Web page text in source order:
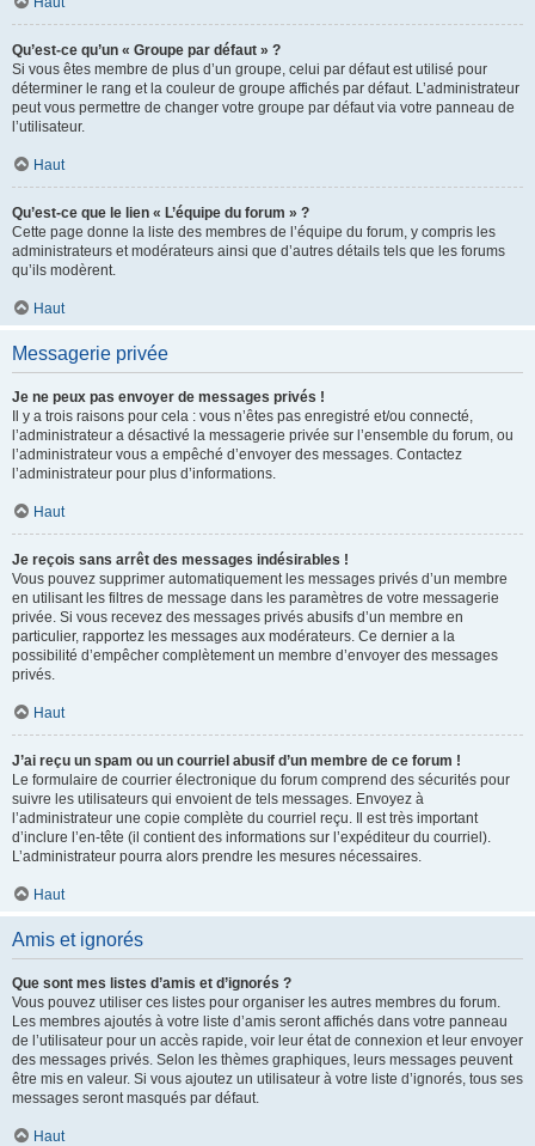
Qu’est-ce qu’un « Groupe par défaut » ?
Si vous êtes membre de plus d’un groupe, celui par défaut est utilisé pour
déterminer le rang et la couleur de groupe affichés par défaut. L’administrateur
peut vous permettre de changer votre groupe par défaut via votre panneau de
l’utilisateur.
Haut
Qu’est-ce que le lien « L’équipe du forum » ?
Cette page donne la liste des membres de l’équipe du forum, y compris les
administrateurs et modérateurs ainsi que d’autres détails tels que les forums
qu’ils modèrent.
Haut
Messagerie privée
Je ne peux pas envoyer de messages privés !
Il y a trois raisons pour cela : vous n’êtes pas enregistré et/ou connecté,
l’administrateur a désactivé la messagerie privée sur l’ensemble du forum, ou
l’administrateur vous a empêché d’envoyer des messages. Contactez
l’administrateur pour plus d’informations.
Haut
Je reçois sans arrêt des messages indésirables !
Vous pouvez supprimer automatiquement les messages privés d’un membre
en utilisant les filtres de message dans les paramètres de votre messagerie
privée. Si vous recevez des messages privés abusifs d’un membre en
particulier, rapportez les messages aux modérateurs. Ce dernier a la
possibilité d’empêcher complètement un membre d’envoyer des messages
privés.
Haut
J’ai reçu un spam ou un courriel abusif d’un membre de ce forum !
Le formulaire de courrier électronique du forum comprend des sécurités pour
suivre les utilisateurs qui envoient de tels messages. Envoyez à
l’administrateur une copie complète du courriel reçu. Il est très important
d’inclure l’en-tête (il contient des informations sur l’expéditeur du courriel).
L’administrateur pourra alors prendre les mesures nécessaires.
Haut
Amis et ignorés
Que sont mes listes d’amis et d’ignorés ?
Vous pouvez utiliser ces listes pour organiser les autres membres du forum.
Les membres ajoutés à votre liste d’amis seront affichés dans votre panneau
de l’utilisateur pour un accès rapide, voir leur état de connexion et leur envoyer
des messages privés. Selon les thèmes graphiques, leurs messages peuvent
être mis en valeur. Si vous ajoutez un utilisateur à votre liste d’ignorés, tous ses
messages seront masqués par défaut.
Haut